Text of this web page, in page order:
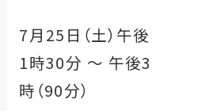
7月25日（土） 午後
1時30分 ～ 午後3
時（90分）